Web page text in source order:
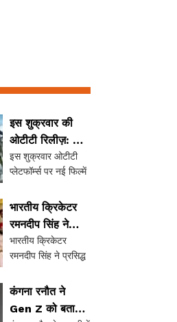
इस शुक्रवार की
ओटीटी रिलीज़: नई
फिल्में और सीरीज
का धमाका
इस शुक्रवार ओटीटी
प्लेटफॉर्म्स पर नई फिल्में
है। नेटफ्लिक्स, प्राइम
वीडियो, जी5 और जियो
हॉटस्टार पर कई
शानदार रिलीज़ हुई हैं।
'ऑपरेशन सफेद सागर',
'लेनिन' जैसी फ
भारतीय क्रिकेटर
रमनदीप सिंह ने
टीवी अदाकारा
चार्ली चौहान से की
भारतीय क्रिकेटर
रमनदीप सिंह ने प्रसिद्ध
चौहान से शादी कर ली
है। उनकी शादी
पारंपरिक पंजाबी रीति-
कंगना रनौत ने
Gen Z को बताया